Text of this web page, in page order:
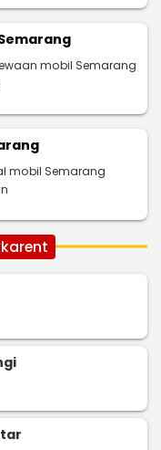
mobil Semarang
mobil Semarang